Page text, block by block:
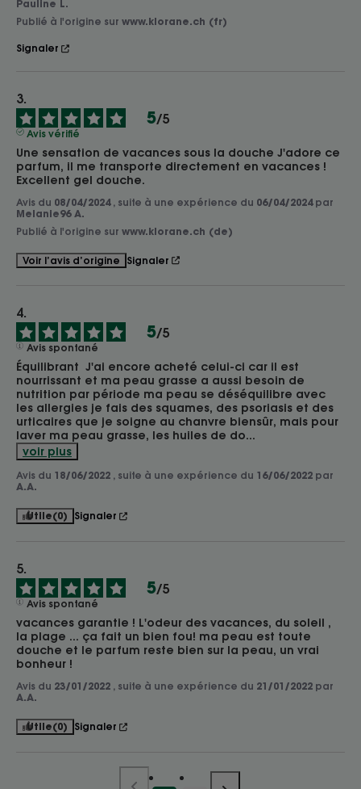
Pauline L.
Publié à l'origine sur www.klorane.ch (fr)
Signaler
5/5
Avis vérifié
Une sensation de vacances sous la douche J'adore ce
parfum, il me transporte directement en vacances !
Excellent gel douche.
Avis du 08/04/2024 , suite à une expérience du 06/04/2024 par
Melanie96 A.
Publié à l'origine sur www.klorane.ch (de)
Voir l’avis d’origine Signaler
5/5
Avis spontané
Équilibrant  J'ai encore acheté celui-ci car il est
nourrissant et ma peau grasse a aussi besoin de
nutrition par période ma peau se déséquilibre avec
les allergies je fais des squames, des psoriasis et des
urticaires que je soigne au chanvre biensûr, mais pour
laver ma peau grasse, les huiles de do...
voir plus
Avis du 18/06/2022 , suite à une expérience du 16/06/2022 par
A.A.
Utile(0) Signaler
5/5
Avis spontané
vacances garantie ! L'odeur des vacances, du soleil ,
la plage ... ça fait un bien fou! ma peau est toute
douche et le parfum reste bien sur la peau, un vrai
bonheur !
Avis du 23/01/2022 , suite à une expérience du 21/01/2022 par
A.A.
Utile(0) Signaler